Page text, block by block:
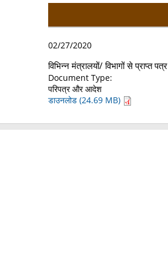
02/27/2020
विभिन्न मंत्रालयों/ विभागों से प्राप्त पत्र
Document Type:
परिपत्र और आदेश
डाउनलोड (24.69 MB)